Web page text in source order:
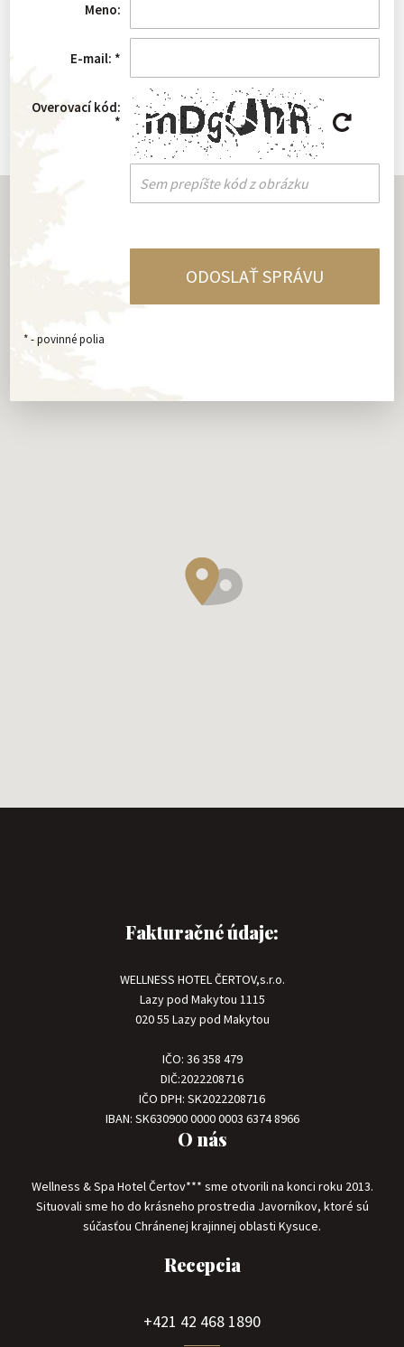
Meno:
E-mail: *
Overovací kód:
*
*- povinné polia
Fakturačné údaje:
WELLNESS HOTEL ČERTOV,s.r.o.
Lazy pod Makytou 1115
020 55 Lazy pod Makytou
IČO: 36 358 479
DIČ:2022208716
IČO DPH: SK2022208716
IBAN: SK630900 0000 0003 6374 8966
O nás
Wellness & Spa Hotel Čertov*** sme otvorili na konci roku 2013.
Situovali sme ho do krásneho prostredia Javorníkov, ktoré sú
súčasťou Chránenej krajinnej oblasti Kysuce.
Recepcia
+421 42 468 1890